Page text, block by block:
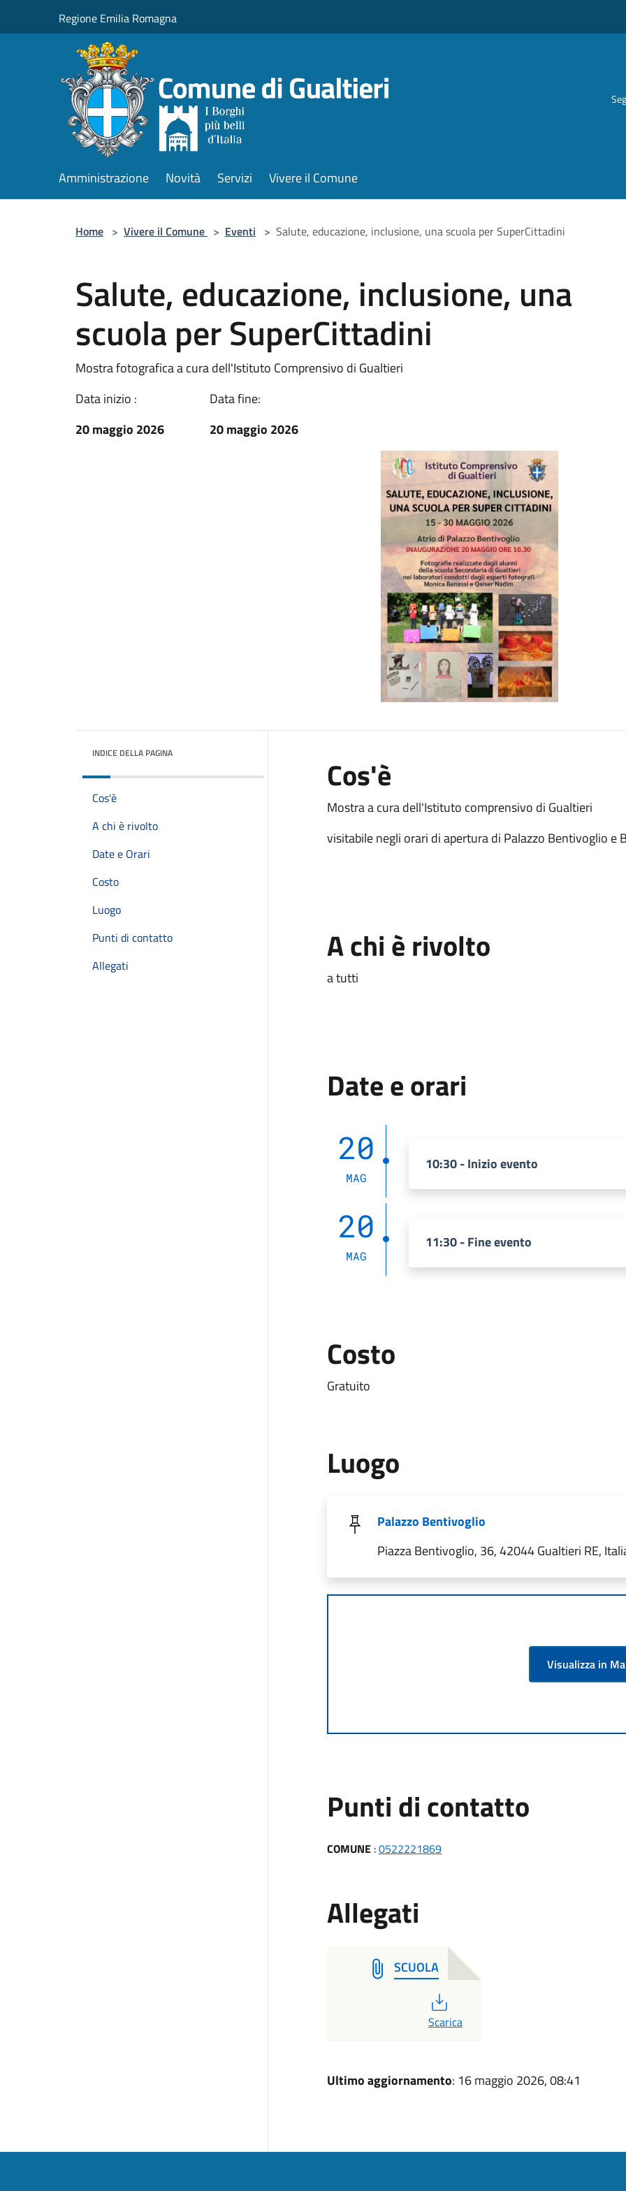
Regione Emilia Romagna
Amministrazione Novità Servizi Vivere il Comune
Home > Vivere il Comune > Eventi > Salute, educazione, inclusione, una scuola per SuperCittadini
Salute, educazione, inclusione, una
scuola per SuperCittadini
Mostra fotografica a cura dell'Istituto Comprensivo di Gualtieri
Data inizio :
20 maggio 2026
Data fine:
20 maggio 2026
INDICE DELLA PAGINA
Cos'è
A chi è rivolto
Date e Orari
Costo
Luogo
Punti di contatto
Allegati
Cos'è
Mostra a cura dell'Istituto comprensivo di Gualtieri
visitabile negli orari di apertura di Palazzo Bentivoglio e
A chi è rivolto
a tutti
Date e orari
20
MAG
10:30 - Inizio evento
20
MAG
11:30 - Fine evento
Costo
Gratuito
Luogo
Palazzo Bentivoglio
Piazza Bentivoglio, 36, 42044 Gualtieri RE,
Visualizza in
Punti di contatto
COMUNE:0522221869
Allegati
SCUOLA
PDF
Scarica
Ultimo aggiornamento: 16 maggio 2026, 08:41